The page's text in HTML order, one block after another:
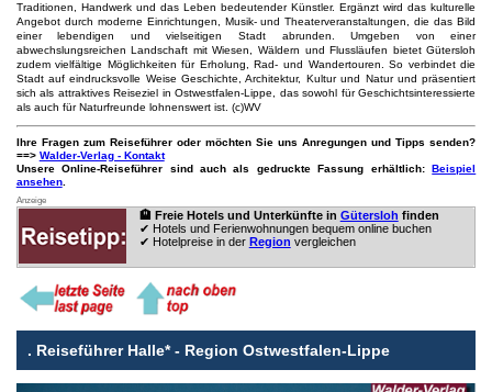
Traditionen, Handwerk und das Leben bedeutender Künstler. Ergänzt wird das kulturelle
Angebot durch moderne Einrichtungen, Musik- und Theaterveranstaltungen, die das Bild
einer lebendigen und vielseitigen Stadt abrunden. Umgeben von einer
abwechslungsreichen Landschaft mit Wiesen, Wäldern und Flussläufen bietet Gütersloh
zudem vielfältige Möglichkeiten für Erholung, Rad- und Wandertouren. So verbindet die
Stadt auf eindrucksvolle Weise Geschichte, Architektur, Kultur und Natur und präsentiert
sich als attraktives Reiseziel in Ostwestfalen-Lippe, das sowohl für Geschichtsinteressierte
als auch für Naturfreunde lohnenswert ist. (c)WV
Ihre Fragen zum Reiseführer oder möchten Sie uns Anregungen und Tipps senden?
==> Walder-Verlag - Kontakt
Unsere Online-Reiseführer sind auch als gedruckte Fassung erhältlich:Beispiel
ansehen.
Anzeige
🏨 Freie Hotels und Unterkünfte in Gütersloh finden
✔ Hotels und Ferienwohnungen bequem online buchen
✔ Hotelpreise in der Region vergleichen
. Reiseführer Halle* - Region Ostwestfalen-Lippe